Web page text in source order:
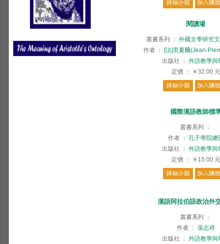
閱讀場
叢書系列 ： 外國文學研究
作者 ：
[法]里夏爾(Jean-
出版社
： 外語教學與
定價 ： ￥32.00 元
國際漢語教師標
叢書系列
：
作者 ： 孔子學院總
出版社
： 外語教學與
定價 ： ￥15.00 元
漢語阿拉伯語政治外
叢書系列
：
作者 ： 張志祥
出版社
： 外語教學與